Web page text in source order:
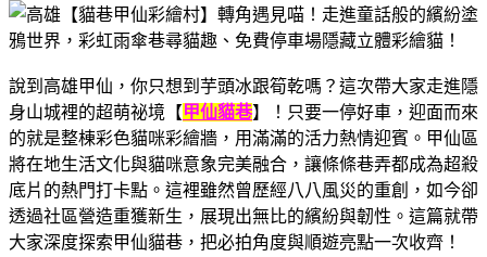
說到高雄甲仙，你只想到芋頭冰跟筍乾嗎？這次帶大家走進隱
身山城裡的超萌祕境【甲仙貓巷】！只要一停好車，迎面而來
的就是整棟彩色貓咪彩繪牆，用滿滿的活力熱情迎賓。甲仙區
將在地生活文化與貓咪意象完美融合，讓條條巷弄都成為超殺
底片的熱門打卡點。這裡雖然曾歷經八八風災的重創，如今卻
透過社區營造重獲新生，展現出無比的繽紛與韌性。這篇就帶
大家深度探索甲仙貓巷，把必拍角度與順遊亮點一次收齊！